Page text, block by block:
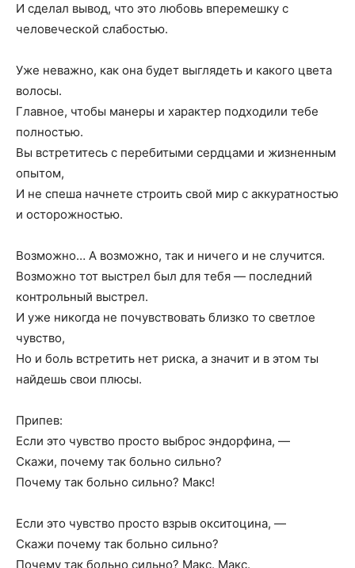
И сделал вывод, что это любовь вперемешку с
человеческой слабостью.
Уже неважно, как она будет выглядеть и какого цвета
волосы.
Главное, чтобы манеры и характер подходили тебе
полностью.
Вы встретитесь с перебитыми сердцами и жизненным
опытом,
И не спеша начнете строить свой мир с аккуратностью
и осторожностью.
Возможно… А возможно, так и ничего и не случится.
Возможно тот выстрел был для тебя — последний
контрольный выстрел.
И уже никогда не почувствовать близко то светлое
чувство,
Но и боль встретить нет риска, а значит и в этом ты
найдешь свои плюсы.
Припев:
Если это чувство просто выброс эндорфина, —
Скажи, почему так больно сильно?
Почему так больно сильно? Макс!
Если это чувство просто взрыв окситоцина, —
Скажи почему так больно сильно?
Почему так больно сильно? Макс. Макс.